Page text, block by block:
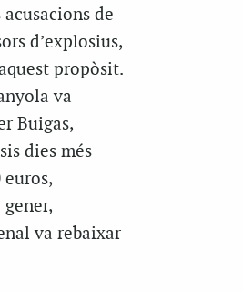
de
d’explosius,
propòsit.
va
Buigas,
dies més
va rebaixar